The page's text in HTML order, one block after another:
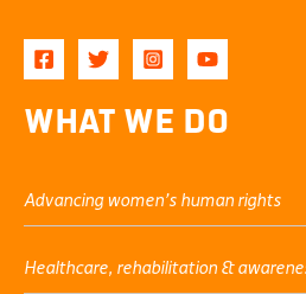
What We Do
Advancing women’s human rights
Healthcare, rehabilitation &